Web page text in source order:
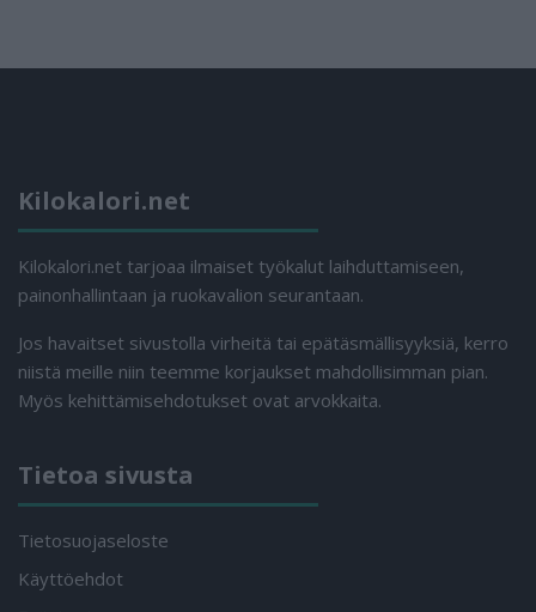
Kilokalori.net
Kilokalori.net tarjoaa ilmaiset työkalut laihduttamiseen,
painonhallintaan ja ruokavalion seurantaan.
Jos havaitset sivustolla virheitä tai epätäsmällisyyksiä, kerro
niistä meille niin teemme korjaukset mahdollisimman pian.
Myös kehittämisehdotukset ovat arvokkaita.
Tietoa sivusta
Tietosuojaseloste
Käyttöehdot